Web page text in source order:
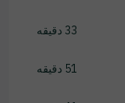
33 دقیقه
51 دقیقه